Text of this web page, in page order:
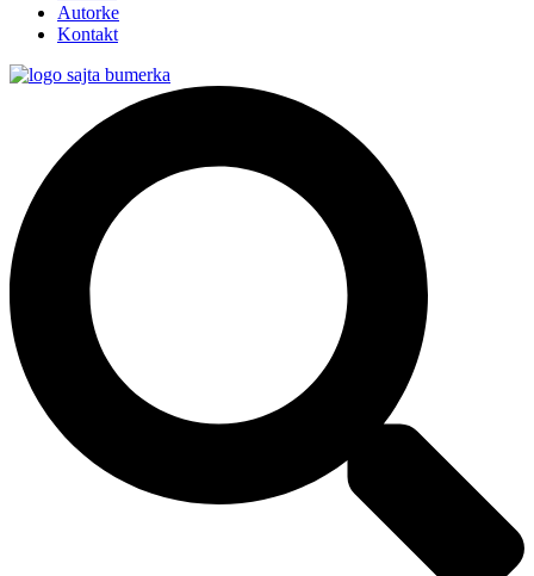
Autorke
Kontakt